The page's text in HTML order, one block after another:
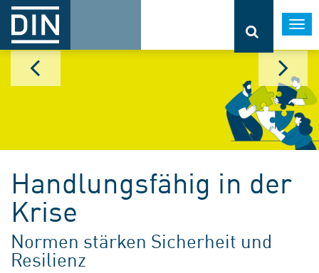
Handlungsfähig in der
Krise
Normen stärken Sicherheit und
Resilienz